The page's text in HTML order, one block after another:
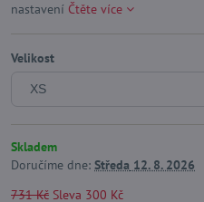
nastavení Čtěte více
Velikost
Skladem
Doručíme dne: Středa 12. 8. 2026
731 Kč Sleva 300 Kč